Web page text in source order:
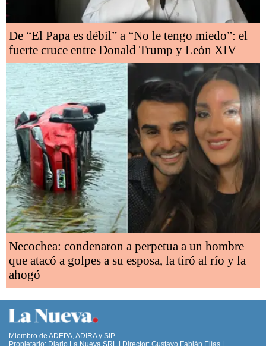
De “El Papa es débil” a “No le tengo miedo”: el
fuerte cruce entre Donald Trump y León XIV
Necochea: condenaron a perpetua a un hombre
que atacó a golpes a su esposa, la tiró al río y la
ahogó
Miembro de ADEPA, ADIRA y SIP
Propietario: Diario La Nueva SRL | Director: Gustavo Fabián Elías |